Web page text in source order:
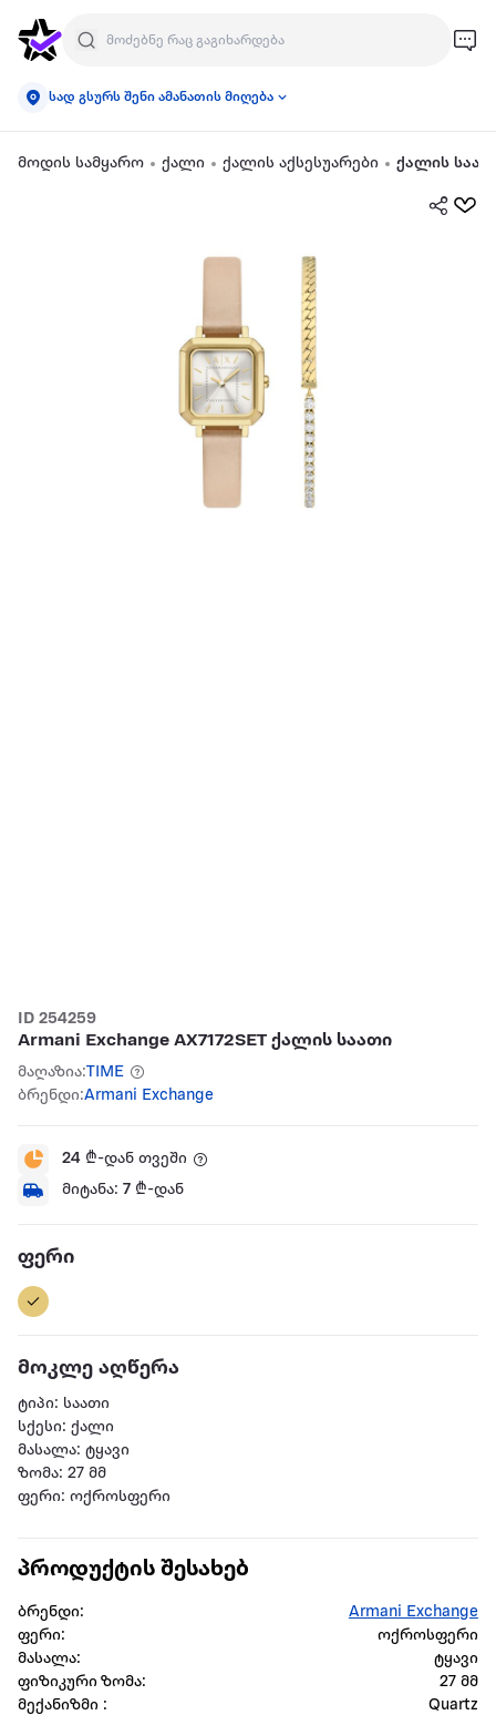
სად გსურს შენი ამანათის მიღება
მოდის სამყარო ქალი ქალის აქსესუარები ქალის
ID 254259
Armani Exchange AX7172SET ქალის საათი
მაღაზია:TIME
ბრენდი:Armani Exchange
24 ₾-დან თვეში
მიტანა: 7 ₾-დან
ფერი
მოკლე აღწერა
ტიპი: საათი
სქესი: ქალი
მასალა: ტყავი
ზომა: 27 მმ
ფერი: ოქროსფერი
პროდუქტის შესახებ
ბრენდი:
Armani Exchange
ფერი:
ოქროსფერი
მასალა:
ტყავი
ფიზიკური ზომა:
27 მმ
მექანიზმი :
Quartz